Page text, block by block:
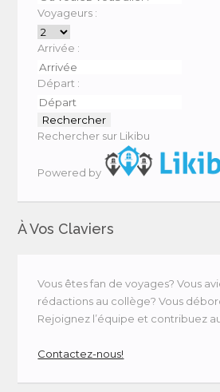
Voyageurs :
Arrivée :
Départ :
Rechercher sur Likibu
Powered by
À Vos Claviers
Vous êtes fan de voyages? Vous
rédactions au collège? Vous
Rejoignez l’équipe et contribuez
Contactez-nous!